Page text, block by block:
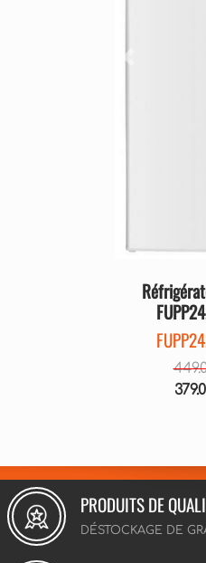
Précédent
PRODUITS DE
DÉSTOCKAGE DE